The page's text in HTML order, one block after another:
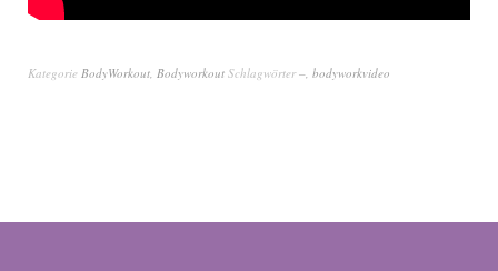
Kategorie BodyWorkout, Bodyworkout Schlagwörter–, bodyworkvideo